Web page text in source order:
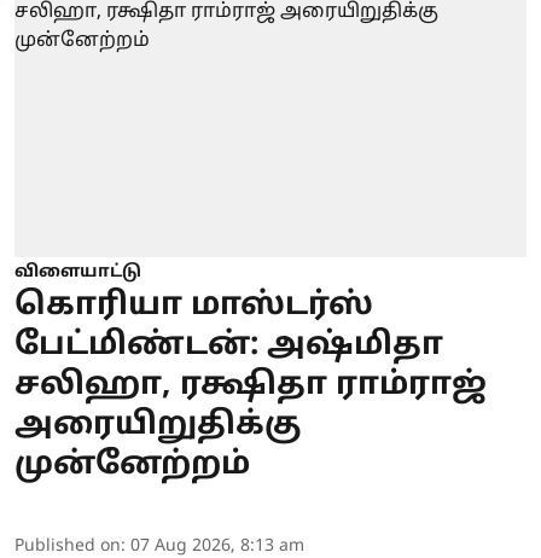
விளையாட்டு
கொரியா மாஸ்டர்ஸ்
பேட்மிண்டன்: அஷ்மிதா
சலிஹா, ரக்ஷிதா ராம்ராஜ்
அரையிறுதிக்கு
முன்னேற்றம்
Published on: 07 Aug 2026, 8:13 am